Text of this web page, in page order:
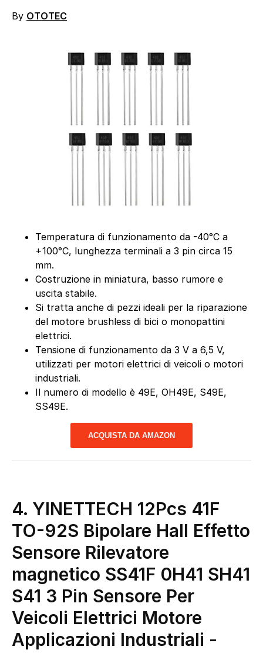
By OTOTEC
Temperatura di funzionamento da -40°C a
+100°C, lunghezza terminali a 3 pin circa 15
mm.
Costruzione in miniatura, basso rumore e
uscita stabile.
Si tratta anche di pezzi ideali per la riparazione
del motore brushless di bici o monopattini
elettrici.
Tensione di funzionamento da 3 V a 6,5 V,
utilizzati per motori elettrici di veicoli o motori
industriali.
Il numero di modello è 49E, OH49E, S49E,
SS49E.
ACQUISTA DA AMAZON
4. YINETTECH 12Pcs 41F
TO-92S Bipolare Hall Effetto
Sensore Rilevatore
magnetico SS41F 0H41 SH41
S41 3 Pin Sensore Per
Veicoli Elettrici Motore
Applicazioni Industriali -